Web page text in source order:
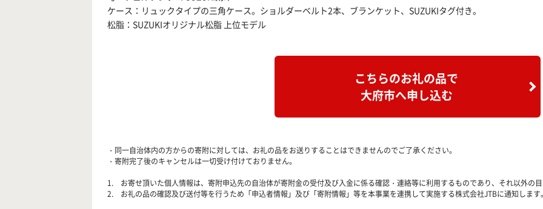
ケース：リュックタイプの三角ケース。ショルダーベルト2本、ブランケット、SUZUKIタグ付き。
松脂：SUZUKIオリジナル松脂 上位モデル
こちらのお礼の品で
大府市へ申し込む
・同一自治体内の方からの寄附に対しては、お礼の品をお送りすることはできませんのでご了承ください。
・寄附完了後のキャンセルは一切受け付けておりません。
1. お寄せ頂いた個人情報は、寄附申込先の自治体が寄附金の受付及び入金に係る確認・連絡等に利用するものであり、それ以外の
2. お礼の品の確認及び送付等を行うため「申込者情報」及び「寄附情報」等を本事業を連携して実施する株式会社JTBに通知します